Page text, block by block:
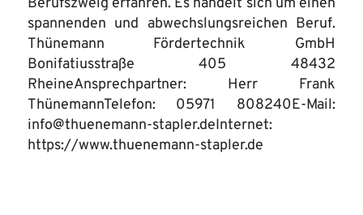
spannenden und abwechslungsreichen Beruf.
Thünemann Fördertechnik GmbH
Bonifatiusstraße 405 48432
RheineAnsprechpartner: Herr Frank
ThünemannTelefon: 05971 808240E-Mail:
info@thuenemann-stapler.deInternet:
https://www.thuenemann-stapler.de